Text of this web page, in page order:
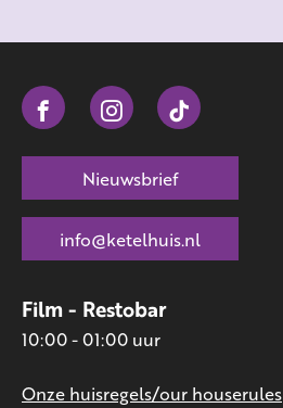
Film - Restobar
10:00 - 01:00 uur
Onze huisregels/our houserules
Nieuwsbrief
info@ketelhuis.nl